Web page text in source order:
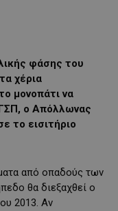
φάσης του
χέρια
μονοπάτι να
ο Απόλλωνας
το εισιτήριο
από οπαδούς των
θα διεξαχθεί ο
2013. Αν